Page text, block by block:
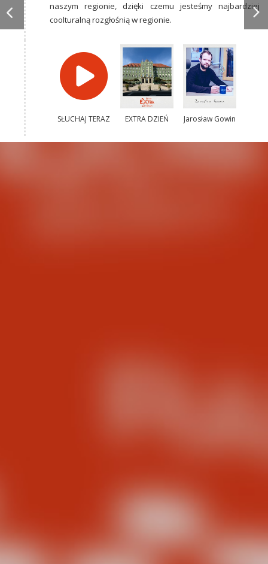
naszym regionie, dzięki czemu jesteśmy najbardziej
coolturalną rozgłośnią w regionie.
SŁUCHAJ TERAZ EXTRA DZIEŃ Jarosław Gowin